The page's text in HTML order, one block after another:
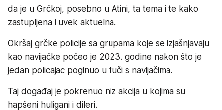
da je u Grčkoj, posebno u Atini, ta tema i te kako
zastupljena i uvek aktuelna.
Okršaj grčke policije sa grupama koje se izjašnjavaju
kao navijačke počeo je 2023. godine nakon što je
jedan policajac poginuo u tuči s navijačima.
Taj događaj je pokrenuo niz akcija u kojima su
hapšeni huligani i dileri.